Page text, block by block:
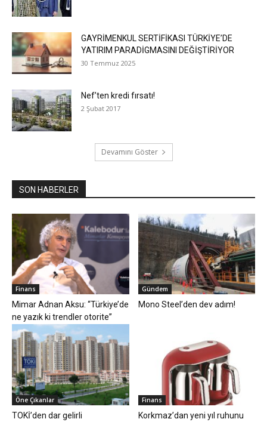
GAYRİMENKUL SERTİFİKASI TÜRKİYE’DE
YATIRIM PARADİGMASINI DEĞİŞTİRİYOR
30 Temmuz 2025
Nef’ten kredi fırsatı!
2 Şubat 2017
Devamını Göster
SON HABERLER
Finans
Mimar Adnan Aksu: “Türkiye’de
ne yazık ki trendler otorite”
Gündem
Mono Steel’den dev adım!
Öne Çıkanlar
TOKİ’den dar gelirli
Finans
Korkmaz’dan yeni yıl ruhunu